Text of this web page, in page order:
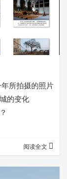
所拍摄的照片
的变化
区了？
阅读全文